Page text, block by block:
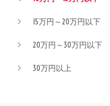
15万円～20万円以下
20万円～30万円以下
30万円以上